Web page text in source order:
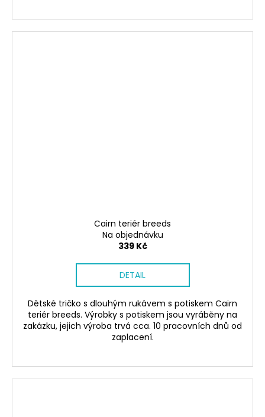
Cairn teriér breeds
Na objednávku
339 Kč
DETAIL
Dětské tričko s dlouhým rukávem s potiskem Cairn
teriér breeds. Výrobky s potiskem jsou vyráběny na
zakázku, jejich výroba trvá cca. 10 pracovních dnů od
zaplacení.